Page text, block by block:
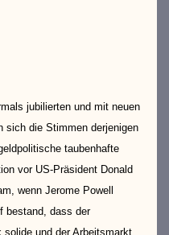
jubilierten und mit neuen
sich die Stimmen derjenigen
taubenhafte
vor US-Präsident Donald
wenn Jerome Powell
bestand, dass der
und der Arbeitsmarkt